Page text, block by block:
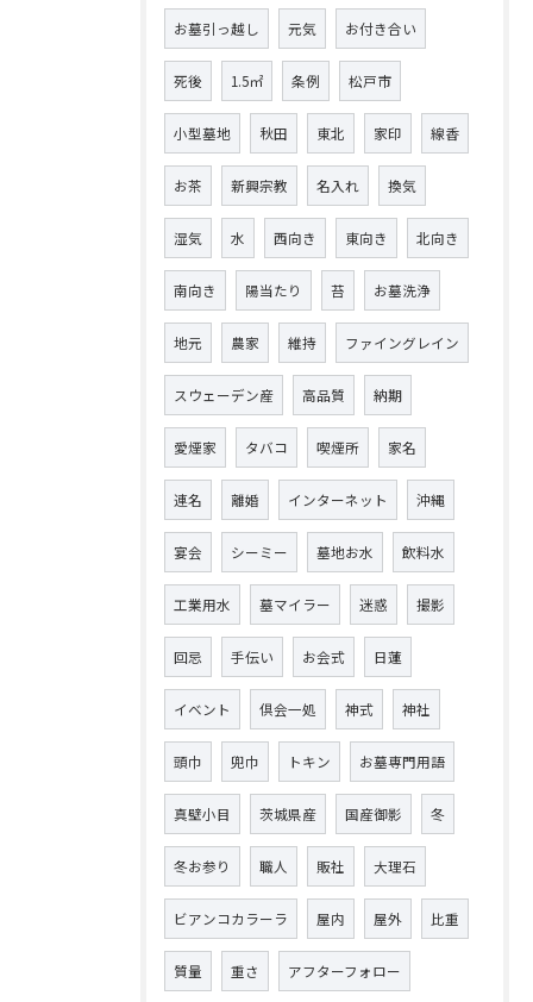
お墓引っ越し 元気 お付き合い
死後 1.5㎡ 条例 松戸市
小型墓地 秋田 東北 家印 線香
お茶 新興宗教 名入れ 換気
湿気 水 西向き 東向き 北向き
南向き 陽当たり 苔 お墓洗浄
地元 農家 維持 ファイングレイン
スウェーデン産 高品質 納期
愛煙家 タバコ 喫煙所 家名
連名 離婚 インターネット 沖縄
宴会 シーミー 墓地お水 飲料水
工業用水 墓マイラー 迷惑 撮影
回忌 手伝い お会式 日蓮
イベント 倶会一処 神式 神社
頭巾 兜巾 トキン お墓専門用語
真壁小目 茨城県産 国産御影 冬
冬お参り 職人 販社 大理石
ビアンコカラーラ 屋内 屋外 比重
質量 重さ アフターフォロー